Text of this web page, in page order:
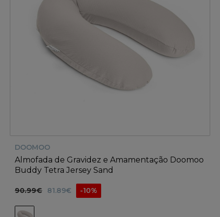
DOOMOO
Almofada de Gravidez e Amamentação Doomoo
Buddy Tetra Jersey Sand
90.99€ 81.89€ -10%